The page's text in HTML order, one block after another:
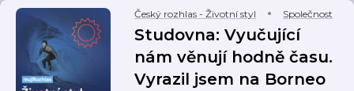
Český rozhlas - Životní styl Společnost
Studovna: Vyučující
nám věnují hodně času.
Vyrazil jsem na Borneo